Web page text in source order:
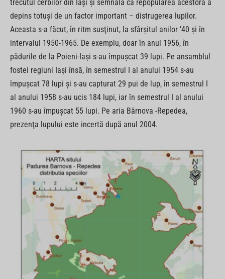
trecutul cerbilor din Iaşi şi semnala că repopularea acestora a
depins totuşi de un factor important – distrugerea lupilor.
Aceasta s-a făcut, în ritm susţinut, la sfârşitul anilor ’40 şi în
intervalul 1950-1965. De exemplu, doar în anul 1956, în
pădurile de la Poieni-Iaşi s-au împuşcat 39 lupi. Pe ansamblul
fostei regiuni Iaşi însă, în semestrul I al anului 1954 s-au
împuşcat 78 lupi şi s-au capturat 29 pui de lup, în semestrul I
al anului 1958 s-au ucis 184 lupi, iar în semestrul I al anului
1960 s-au împuşcat 55 lupi. Pe aria Bârnova -Repedea,
prezenţa lupului este incertă după anul 2004.